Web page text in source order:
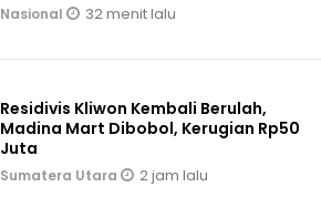
Nasional 32 menit lalu
Residivis Kliwon Kembali Berulah,
Madina Mart Dibobol, Kerugian Rp50
Juta
Sumatera Utara 2 jam lalu